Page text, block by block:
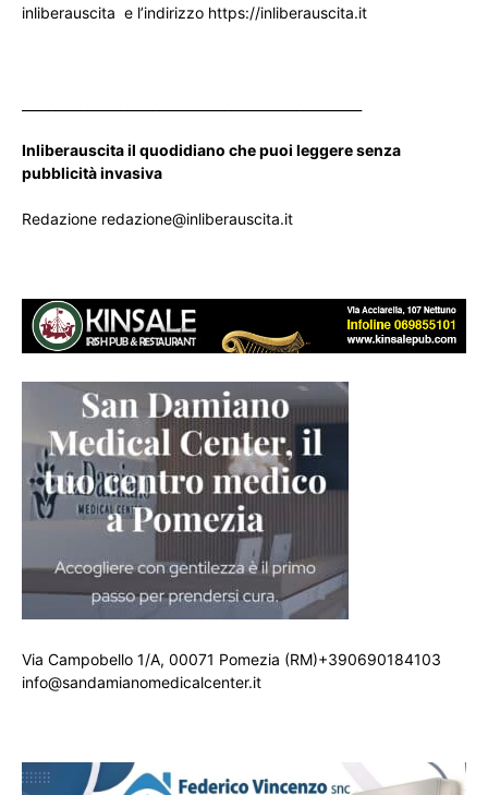
inliberauscita e l’indirizzo https://inliberauscita.it
Inliberauscita il quodidiano che puoi leggere senza
pubblicità invasiva
Redazione redazione@inliberauscita.it
Via Campobello 1/A, 00071 Pomezia (RM)+390690184103
info@sandamianomedicalcenter.it